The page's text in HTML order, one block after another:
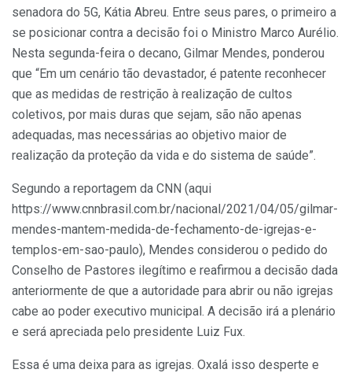
senadora do 5G, Kátia Abreu. Entre seus pares, o primeiro a
se posicionar contra a decisão foi o Ministro Marco Aurélio.
Nesta segunda-feira o decano, Gilmar Mendes, ponderou
que “Em um cenário tão devastador, é patente reconhecer
que as medidas de restrição à realização de cultos
coletivos, por mais duras que sejam, são não apenas
adequadas, mas necessárias ao objetivo maior de
realização da proteção da vida e do sistema de saúde”.
Segundo a reportagem da CNN (aqui
https://www.cnnbrasil.com.br/nacional/2021/04/05/gilmar-
mendes-mantem-medida-de-fechamento-de-igrejas-e-
templos-em-sao-paulo), Mendes considerou o pedido do
Conselho de Pastores ilegítimo e reafirmou a decisão dada
anteriormente de que a autoridade para abrir ou não igrejas
cabe ao poder executivo municipal. A decisão irá a plenário
e será apreciada pelo presidente Luiz Fux.
Essa é uma deixa para as igrejas. Oxalá isso desperte e